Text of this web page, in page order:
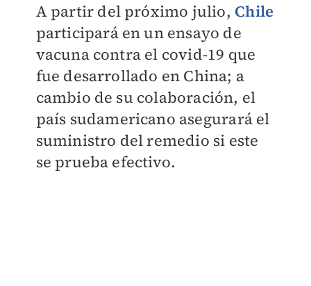
A partir del próximo julio, Chile
participará en un ensayo de
vacuna contra el covid-19 que
fue desarrollado en China; a
cambio de su colaboración, el
país sudamericano asegurará el
suministro del remedio si este
se prueba efectivo.